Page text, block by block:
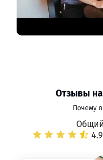
Отзывы
Почему